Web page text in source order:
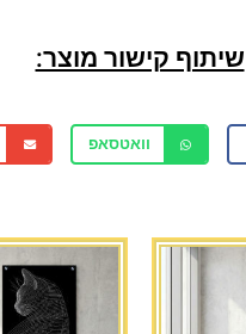
שיתוף קישור מוצר:
וואטסאפ